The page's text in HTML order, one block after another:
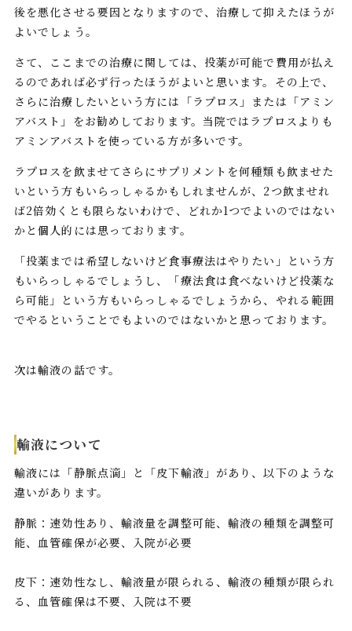
後を悪化させる要因となりますので、治療して抑えたほうが
よいでしょう。
さて、ここまでの治療に関しては、投薬が可能で費用が払え
るのであれば必ず行ったほうがよいと思います。その上で、
さらに治療したいという方には「ラプロス」または「アミン
アバスト」をお勧めしております。当院ではラプロスよりも
アミンアバストを使っている方が多いです。
ラプロスを飲ませてさらにサプリメントを何種類も飲ませた
いという方もいらっしゃるかもしれませんが、2つ飲ませれ
ば2倍効くとも限らないわけで、どれか1つでよいのではない
かと個人的には思っております。
「投薬までは希望しないけど食事療法はやりたい」という方
もいらっしゃるでしょうし、「療法食は食べないけど投薬な
ら可能」という方もいらっしゃるでしょうから、やれる範囲
でやるということでもよいのではないかと思っております。
次は輸液の話です。
輸液について
輸液には「静脈点滴」と「皮下輸液」があり、以下のような
違いがあります。
静脈：速効性あり、輸液量を調整可能、輸液の種類を調整可
能、血管確保が必要、入院が必要
皮下：速効性なし、輸液量が限られる、輸液の種類が限られ
る、血管確保は不要、入院は不要